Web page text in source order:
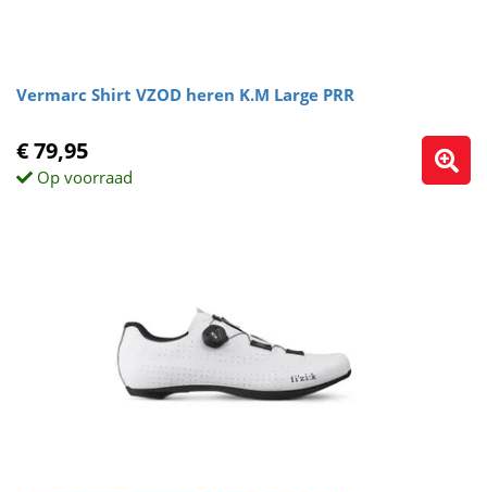
Vermarc Shirt VZOD heren K.M Large PRR
€ 79,95
Op voorraad